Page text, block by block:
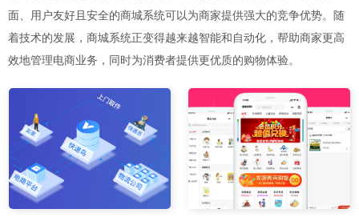
面、用户友好且安全的商城系统可以为商家提供强大的竞争优势。随
着技术的发展，商城系统正变得越来越智能和自动化，帮助商家更高
效地管理电商业务，同时为消费者提供更优质的购物体验。